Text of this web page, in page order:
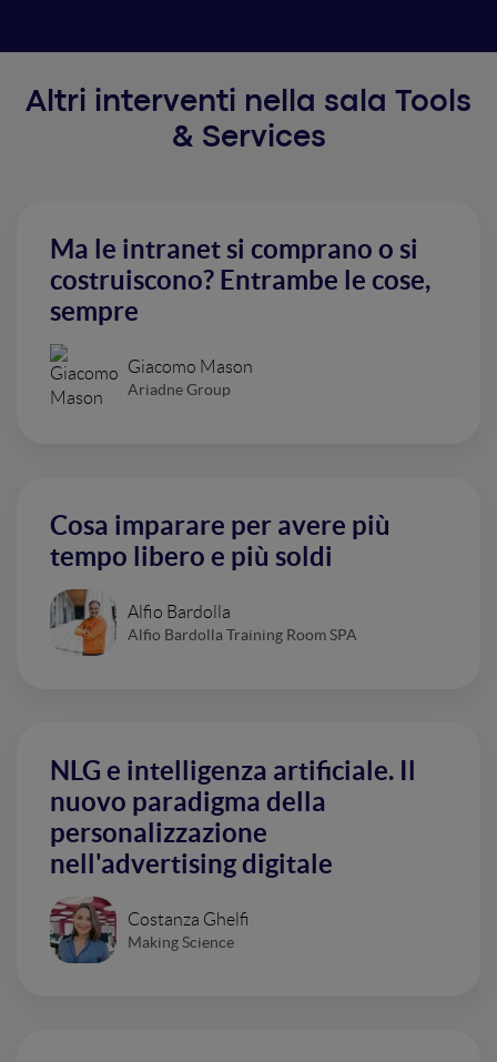
Altri interventi nella sala Tools
& Services
Ma le intranet si comprano o si
costruiscono? Entrambe le cose,
sempre
Giacomo Mason
Ariadne Group
Cosa imparare per avere più
tempo libero e più soldi
Alfio Bardolla
Alfio Bardolla Training Room SPA
NLG e intelligenza artificiale. Il
nuovo paradigma della
personalizzazione
nell'advertising digitale
Costanza Ghelfi
Making Science